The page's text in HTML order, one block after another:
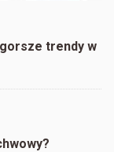
trendy w